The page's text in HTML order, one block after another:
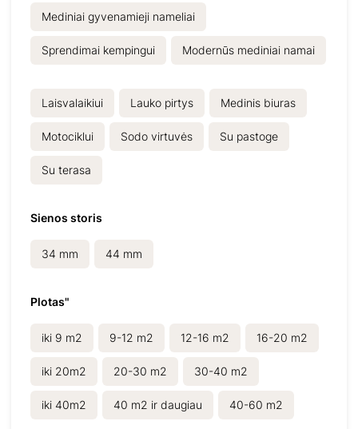
Mediniai gyvenamieji nameliai
Sprendimai kempingui Modernūs mediniai namai
Laisvalaikiui Lauko pirtys Medinis biuras
Motociklui Sodo virtuvės Su pastoge
Su terasa
Sienos storis
34 mm 44 mm
Plotas"
iki 9 m2 9-12 m2 12-16 m2 16-20 m2
iki 20m2 20-30 m2 30-40 m2
iki 40m2 40 m2 ir daugiau 40-60 m2